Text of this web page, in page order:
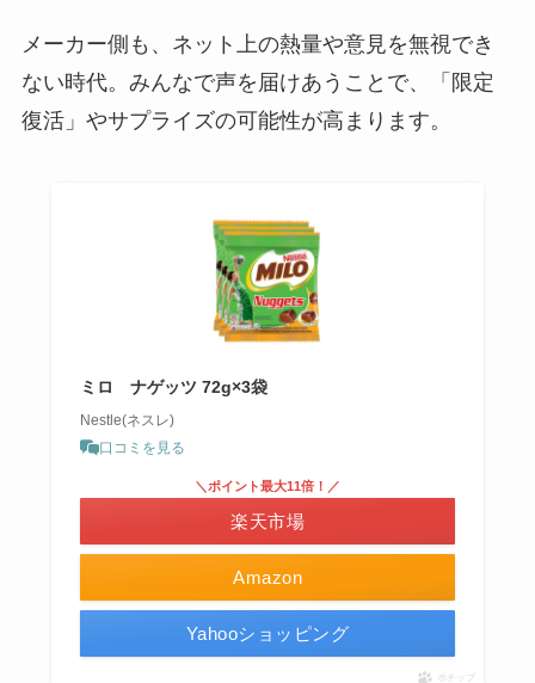
メーカー側も、ネット上の熱量や意見を無視でき
ない時代。みんなで声を届けあうことで、「限定
復活」やサプライズの可能性が高まります。
ミロ ナゲッツ 72g×3袋
Nestle(ネスレ)
口コミを見る
Amazon
＼ポイント最大11倍！／
楽天市場
Yahooショッピング
ポチップ